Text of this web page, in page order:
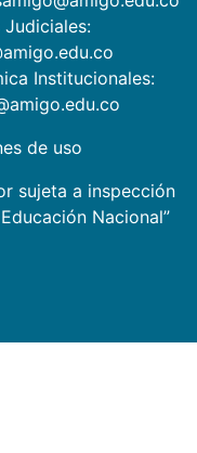
Institucionales:
de uso
sujeta a inspección
Nacional”